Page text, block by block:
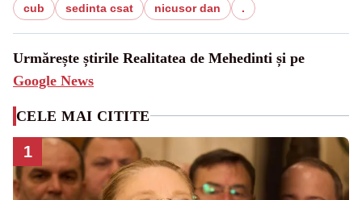
cub sedinta csat nicusor dan .
Urmărește știrile Realitatea de Mehedinti și pe
Google News
CELE MAI CITITE
1